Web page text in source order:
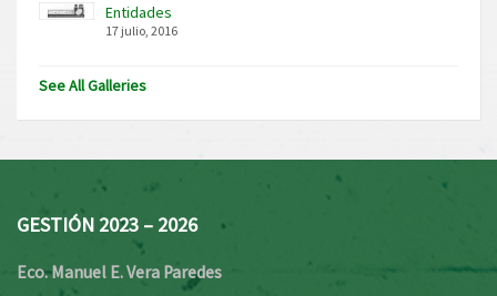
Entidades
17 julio, 2016
See All Galleries
GESTIÓN 2023 – 2026
Eco. Manuel E. Vera Paredes